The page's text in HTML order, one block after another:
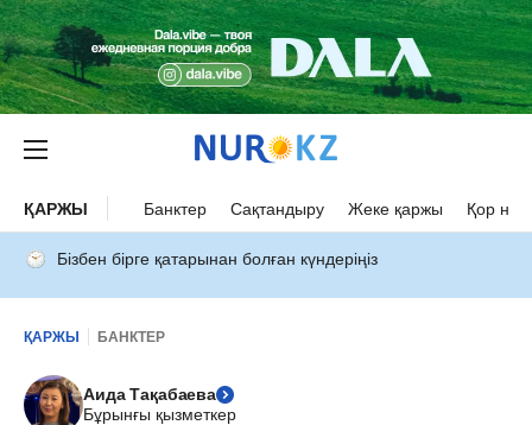
ҚАРЖЫ Банктер Сақтандыру Жеке қаржы Қор
Бізбен бірге қатарынан болған күндеріңіз
ҚАРЖЫ БАНКТЕР
Аида Тақабаева
Бұрынғы қызметкер